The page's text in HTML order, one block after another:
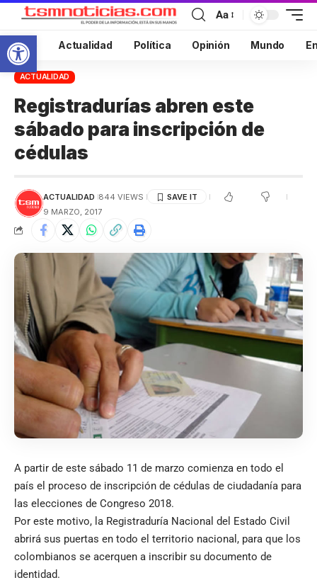
Abrir barra de herramientas
Aa
Inicio Actualidad Política Opinión Mundo
ACTUALIDAD
Registradurías abren este
sábado para inscripción de
cédulas
ACTUALIDAD 844 VIEWS
9 MARZO, 2017
A partir de este sábado 11 de marzo comienza en todo el
país el proceso de inscripción de cédulas de ciudadanía para
las elecciones de Congreso 2018.
Por este motivo, la Registraduría Nacional del Estado Civil
abrirá sus puertas en todo el territorio nacional, para que los
colombianos se acerquen a inscribir su documento de
identidad.